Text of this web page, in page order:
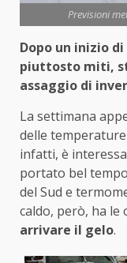
Previsioni
Dopo un inizio
piuttosto miti,
assaggio di
La settimana
delle
infatti, è
portato bel
del Sud e
caldo, però, ha le
arrivare il gelo.